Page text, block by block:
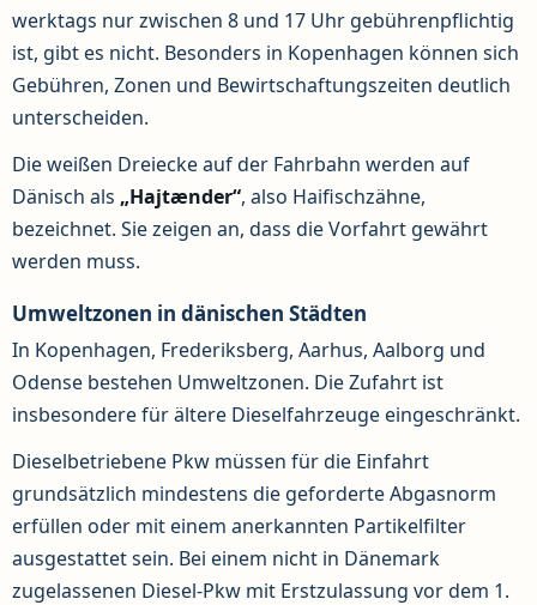
werktags nur zwischen 8 und 17 Uhr gebührenpflichtig
ist, gibt es nicht. Besonders in Kopenhagen können sich
Gebühren, Zonen und Bewirtschaftungszeiten deutlich
unterscheiden.
Die weißen Dreiecke auf der Fahrbahn werden auf
Dänisch als „Hajtænder“, also Haifischzähne,
bezeichnet. Sie zeigen an, dass die Vorfahrt gewährt
werden muss.
Umweltzonen in dänischen Städten
In Kopenhagen, Frederiksberg, Aarhus, Aalborg und
Odense bestehen Umweltzonen. Die Zufahrt ist
insbesondere für ältere Dieselfahrzeuge eingeschränkt.
Dieselbetriebene Pkw müssen für die Einfahrt
grundsätzlich mindestens die geforderte Abgasnorm
erfüllen oder mit einem anerkannten Partikelfilter
ausgestattet sein. Bei einem nicht in Dänemark
zugelassenen Diesel-Pkw mit Erstzulassung vor dem 1.